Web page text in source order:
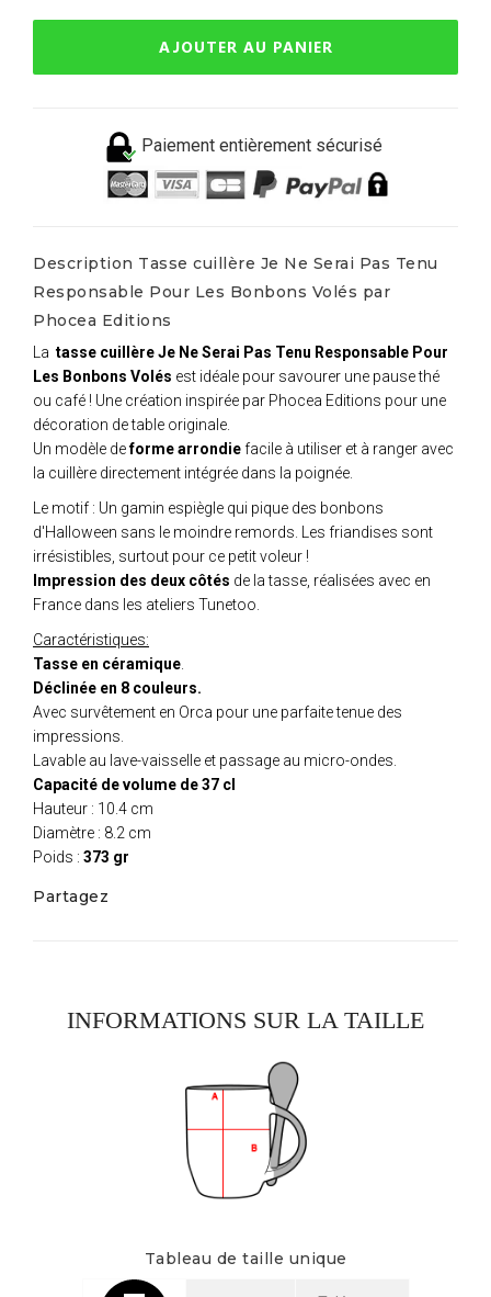
AJOUTER AU PANIER
Paiement entièrement sécurisé
Description Tasse cuillère Je Ne Serai Pas Tenu
Responsable Pour Les Bonbons Volés par
Phocea Editions
La tasse cuillère Je Ne Serai Pas Tenu Responsable Pour
Les Bonbons Volés est idéale pour savourer une pause thé
ou café ! Une création inspirée par Phocea Editions pour une
décoration de table originale.
Un modèle deforme arrondiefacile à utiliser et à ranger avec
la cuillère directement intégrée dans la poignée.
Le motif : Un gamin espiègle qui pique des bonbons
d'Halloween sans le moindre remords. Les friandises sont
irrésistibles, surtout pour ce petit voleur !
Impression des deux côtés de la tasse, réalisées avec en
France dans les ateliers Tunetoo.
Caractéristiques:
Tasse en céramique
Déclinée en 8 couleurs.
Avec survêtement en Orca pour une parfaite tenue des
impressions.
Lavable au lave-vaisselle et passage au micro-ondes.
Capacité de volume de 37 cl
Hauteur : 10.4 cm
Diamètre : 8.2 cm
Poids : 373 gr
Partagez
INFORMATIONS SUR LA TAILLE
Tableau de taille unique